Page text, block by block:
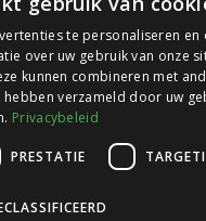
te personaliseren en
over uw gebruik van onze
kunnen combineren met
verzameld door uw
Privacybeleid
PRESTATIE